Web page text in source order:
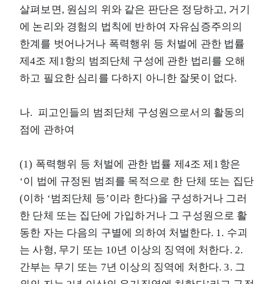
살펴보면, 원심의 위와 같은 판단은 정당하고, 거기
에 논리와 경험의 법칙에 반하여 자유심증주의의
한계를 벗어나거나 폭력행위 등 처벌에 관한 법률
제4조 제1항의 범죄단체 구성에 관한 법리를 오해
하고 필요한 심리를 다하지 아니한 잘못이 없다.
나. 피고인들의 범죄단체 구성원으로서의 활동의
점에 관하여
(1) 폭력행위 등 처벌에 관한 법률 제4조 제1항은
‘이 법에 규정된 범죄를 목적으로 한 단체 또는 집단
(이하 ‘범죄단체 등’이라 한다)을 구성하거나 그러
한 단체 또는 집단에 가입하거나 그 구성원으로 활
동한 자는 다음의 구별에 의하여 처벌한다. 1. 수괴
는 사형, 무기 또는 10년 이상의 징역에 처한다. 2.
간부는 무기 또는 7년 이상의 징역에 처한다. 3. 그